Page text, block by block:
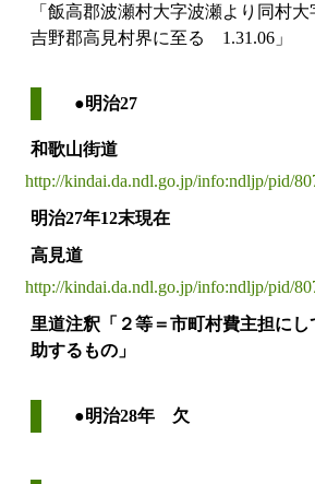
「飯高郡波瀬村大字波瀬より同村
吉野郡高見村界に至る 1.31.06」
●明治27
和歌山街道
http://kindai.da.ndl.go.jp/info:ndljp/pid/
明治27年12末現在
高見道
http://kindai.da.ndl.go.jp/info:ndljp/pid/
里道注釈「２等＝市町村費主担に
助するもの」
●明治28年 欠